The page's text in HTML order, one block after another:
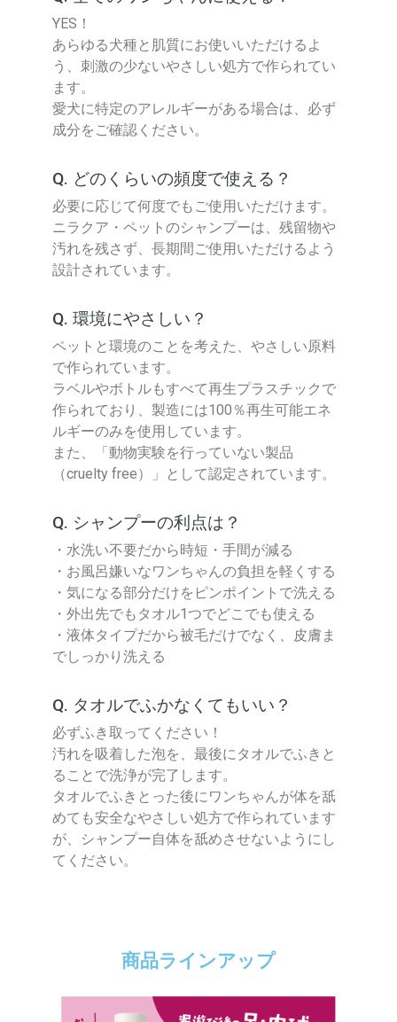
YES！
あらゆる犬種と肌質にお使いいただけるよ
う、刺激の少ないやさしい処方で作られてい
ます。
愛犬に特定のアレルギーがある場合は、必ず
成分をご確認ください。
Q. どのくらいの頻度で使える？
必要に応じて何度でもご使用いただけます。
ニラクア・ペットのシャンプーは、残留物や
汚れを残さず、長期間ご使用いただけるよう
設計されています。
Q. 環境にやさしい？
ペットと環境のことを考えた、やさしい原料
で作られています。
ラベルやボトルもすべて再生プラスチックで
作られており、製造には100％再生可能エネ
ルギーのみを使用しています。
また、「動物実験を行っていない製品
（cruelty free）」として認定されています。
Q. シャンプーの利点は？
・水洗い不要だから時短・手間が減る
・お風呂嫌いなワンちゃんの負担を軽くする
・気になる部分だけをピンポイントで洗える
・外出先でもタオル1つでどこでも使える
・液体タイプだから被毛だけでなく、皮膚ま
でしっかり洗える
Q. タオルでふかなくてもいい？
必ずふき取ってください！
汚れを吸着した泡を、最後にタオルでふきと
ることで洗浄が完了します。
タオルでふきとった後にワンちゃんが体を舐
めても安全なやさしい処方で作られています
が、シャンプー自体を舐めさせないようにし
てください。
商品ラインアップ